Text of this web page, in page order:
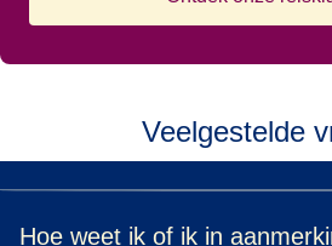
Veelgestelde
Hoe weet ik of ik in